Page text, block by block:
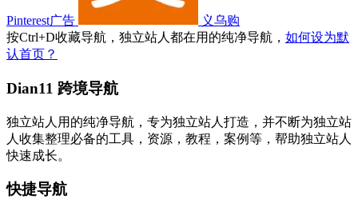
Pinterest广告
义乌购
按Ctrl+D收藏导航，独立站人都在用的纯净导航， 如何设为默
认首页？
Dian11 跨境导航
独立站人用的纯净导航，专为独立站人打造，并不断为独立站
人收集整理必备的工具，资源，教程，案例等，帮助独立站人
快速成长。
快捷导航